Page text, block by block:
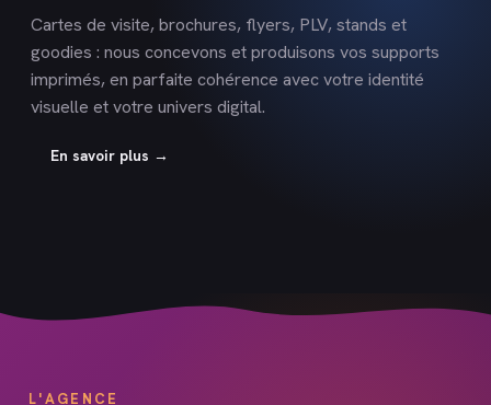
Cartes de visite, brochures, flyers, PLV, stands et
goodies : nous concevons et produisons vos supports
imprimés, en parfaite cohérence avec votre identité
visuelle et votre univers digital.
En savoir plus →
L'AGENCE